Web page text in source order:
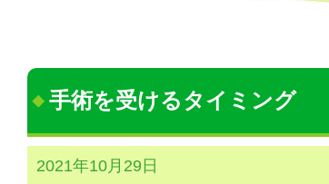
手術を受けるタイミング
2021年10月29日